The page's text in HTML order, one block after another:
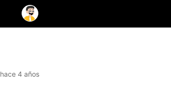
hace 4 años